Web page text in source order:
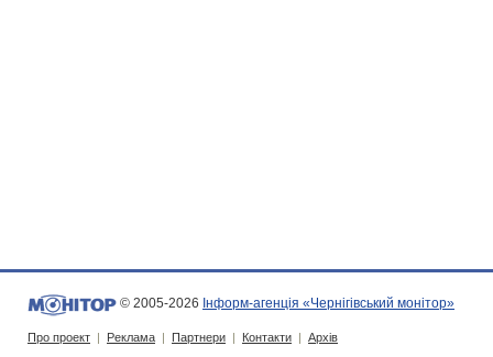
© 2005-2026 Інформ-агенція «Чернігівський монітор»
Про проект | Реклама | Партнери | Контакти | Архів